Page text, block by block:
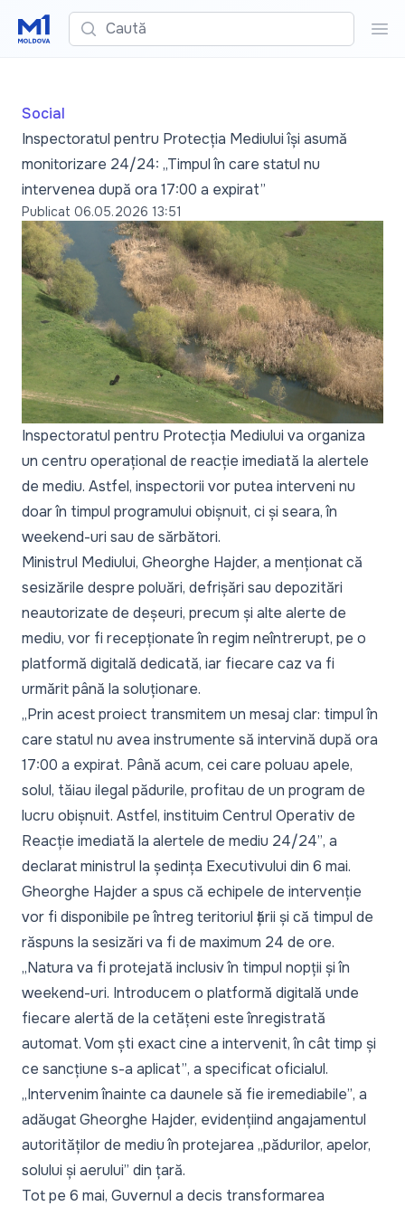
Caută
Social
Inspectoratul pentru Protecția Mediului își asumă
monitorizare 24/24: „Timpul în care statul nu
intervenea după ora 17:00 a expirat”
Publicat 06.05.2026 13:51
Inspectoratul pentru Protecția Mediului va organiza
un centru operațional de reacție imediată la alertele
de mediu. Astfel, inspectorii vor putea interveni nu
doar în timpul programului obișnuit, ci și seara, în
weekend-uri sau de sărbători.
Ministrul Mediului, Gheorghe Hajder, a menționat că
sesizările despre poluări, defrișări sau depozitări
neautorizate de deșeuri, precum și alte alerte de
mediu, vor fi recepționate în regim neîntrerupt, pe o
platformă digitală dedicată, iar fiecare caz va fi
urmărit până la soluționare.
„Prin acest proiect transmitem un mesaj clar: timpul în
care statul nu avea instrumente să intervină după ora
17:00 a expirat. Până acum, cei care poluau apele,
solul, tăiau ilegal pădurile, profitau de un program de
lucru obișnuit. Astfel, instituim Centrul Operativ de
Reacție imediată la alertele de mediu 24/24”, a
declarat ministrul la ședința Executivului din 6 mai.
Gheorghe Hajder a spus că echipele de intervenție
vor fi disponibile pe întreg teritoriul țării și că timpul de
răspuns la sesizări va fi de maximum 24 de ore.
„Natura va fi protejată inclusiv în timpul nopții și în
weekend-uri. Introducem o platformă digitală unde
fiecare alertă de la cetățeni este înregistrată
automat. Vom ști exact cine a intervenit, în cât timp și
ce sancțiune s-a aplicat”, a specificat oficialul.
„Intervenim înainte ca daunele să fie iremediabile”, a
adăugat Gheorghe Hajder, evidențiind angajamentul
autorităților de mediu în protejarea „pădurilor, apelor,
solului și aerului” din țară.
Tot pe 6 mai, Guvernul a decis transformarea